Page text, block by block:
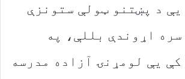
یې د پښتنو ټولې ستونزې
اړوندې بللې، په
کې یې لومړنۍ آزاده مدرسه